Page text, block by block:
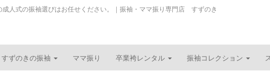
人式の振袖選びはお任せください。｜振袖・ママ振り専門店 すずのき
すずのきの振袖 ママ振り 卒業袴レンタル 振袖コレクション